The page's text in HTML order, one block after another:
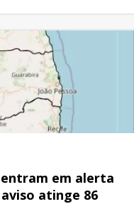
em alerta
atinge 86